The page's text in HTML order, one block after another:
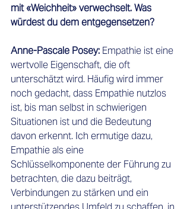
mit «Weichheit» verwechselt. Was
würdest du dem entgegensetzen?
Anne-Pascale Posey: Empathie ist eine
wertvolle Eigenschaft, die oft
unterschätzt wird. Häufig wird immer
noch gedacht, dass Empathie nutzlos
ist, bis man selbst in schwierigen
Situationen ist und die Bedeutung
davon erkennt. Ich ermutige dazu,
Empathie als eine
Schlüsselkomponente der Führung zu
betrachten, die dazu beiträgt,
Verbindungen zu stärken und ein